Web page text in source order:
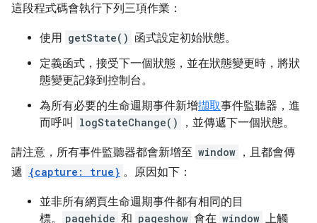
這段程式碼會執行下列三項作業：
使用 getState() 函式設定初始狀態。
定義函式，接受下一個狀態，並在狀態變更時，將狀
態變更記錄到控制台。
為所有必要的生命週期事件新增擷取事件監聽器，進
而呼叫
logStateChange() ，並傳遞下一個狀態。
請注意，所有事件監聽器都會新增至 window ，且都會傳
遞 {capture: true} 。原因如下：
並非所有網頁生命週期事件都有相同的目
標。
pagehide 和 pageshow 會在 window 上觸